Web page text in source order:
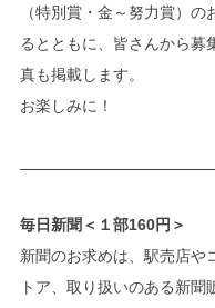
（特別賞・金～努力賞）の
るとともに、皆さんから募
真も掲載します。
お楽しみに！
毎日新聞＜１部160円＞
新聞のお求めは、駅売店や
トア、取り扱いのある新聞